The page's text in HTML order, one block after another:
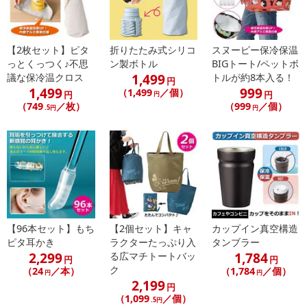
【2枚セット】ピタ
っとくっつく♪不思
議な保冷温クロス
1,499円
（749.5円／枚）
折りたたみ式シリコ
ン製ボトル
1,499円
（1,499 円 ／個）
スヌーピー保冷保温
BIGトート/ペットボ
トルが約8本入る！
999円
（999 円 ／個）
【96本セット】もち
ピタ耳かき
2,299円
（24 円／本）
【2個セット】キャ
ラクターたっぷり入
る広マチトートバッ
ク
2,199円
（1,099.5円／個）
カップイン真空構造
タンブラー
1,784円
（1,784 円／個）